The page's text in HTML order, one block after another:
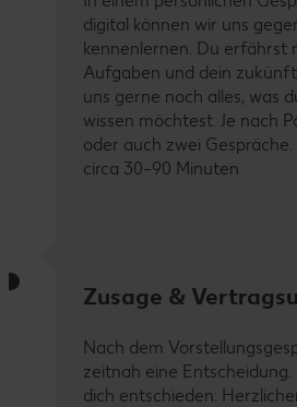
digital können wir uns
kennenlernen. Du erfährst
Aufgaben und dein
uns gerne noch alles, was
wissen möchtest. Je nach
oder auch zwei
circa 30–90 Minuten
Zusage &
Nach dem
zeitnah eine
dich entschieden: